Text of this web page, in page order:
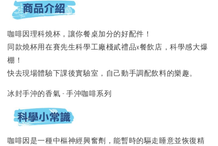
咖啡因理科燒杯，讓你餐桌加分的好配件！
同款燒杯用在賽先生科學工廠棧貳禮品x餐飲店，科學感大爆
棚！
快去現場體驗下課後實驗室，自己動手調配飲料的樂趣。
冰封手沖的香氣 - 手沖咖啡系列
咖啡因是一種中樞神經興奮劑，能暫時的驅走睡意並恢復精